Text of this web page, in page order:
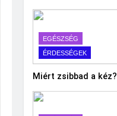
EGÉSZSÉG
ÉRDESSÉGEK
Miért zsibbad a kéz?